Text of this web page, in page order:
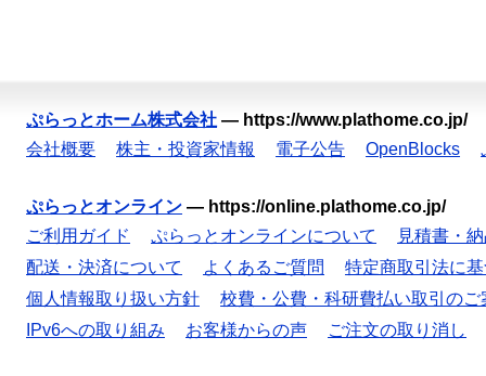
ぷらっとホーム株式会社 — https://www.plathome.co.jp/
会社概要
株主・投資家情報 電子公告 OpenBlocks
ぷらっとオンライン — https://online.plathome.co.jp/
ご利用ガイド
ぷらっとオンラインについて
見積書・
配送・決済について
よくあるご質問
特定商取引法に
個人情報取り扱い方針
校費・公費・科研費払い取引のご
IPv6への取り組み
お客様からの声 ご注文の取り消し